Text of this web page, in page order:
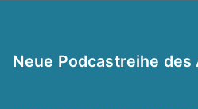
Neue Podcastreihe des